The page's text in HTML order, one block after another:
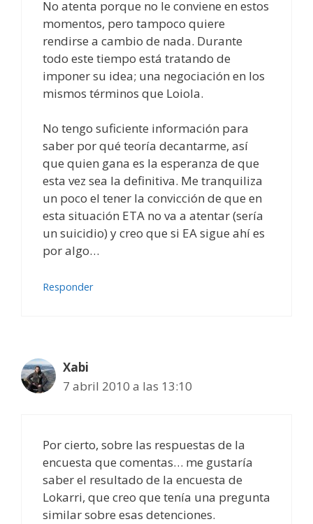
No atenta porque no le conviene en estos
momentos, pero tampoco quiere
rendirse a cambio de nada. Durante
todo este tiempo está tratando de
imponer su idea; una negociación en los
mismos términos que Loiola.
No tengo suficiente información para
saber por qué teoría decantarme, así
que quien gana es la esperanza de que
esta vez sea la definitiva. Me tranquiliza
un poco el tener la convicción de que en
esta situación ETA no va a atentar (sería
un suicidio) y creo que si EA sigue ahí es
por algo…
Responder
Xabi
7 abril 2010 a las 13:10
Por cierto, sobre las respuestas de la
encuesta que comentas… me gustaría
saber el resultado de la encuesta de
Lokarri, que creo que tenía una pregunta
similar sobre esas detenciones.